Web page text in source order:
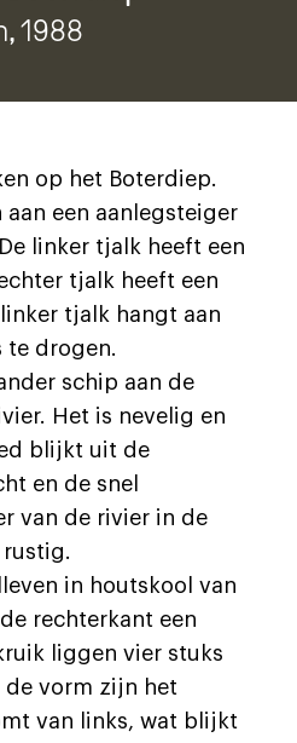
, 1988
op het Boterdiep.
aan een aanlegsteiger
linker tjalk heeft een
tjalk heeft een
tjalk hangt aan
te drogen.
schip aan de
Het is nevelig en
blijkt uit de
en de snel
van de rivier in de
in houtskool van
rechterkant een
liggen vier stuks
vorm zijn het
van links, wat blijkt